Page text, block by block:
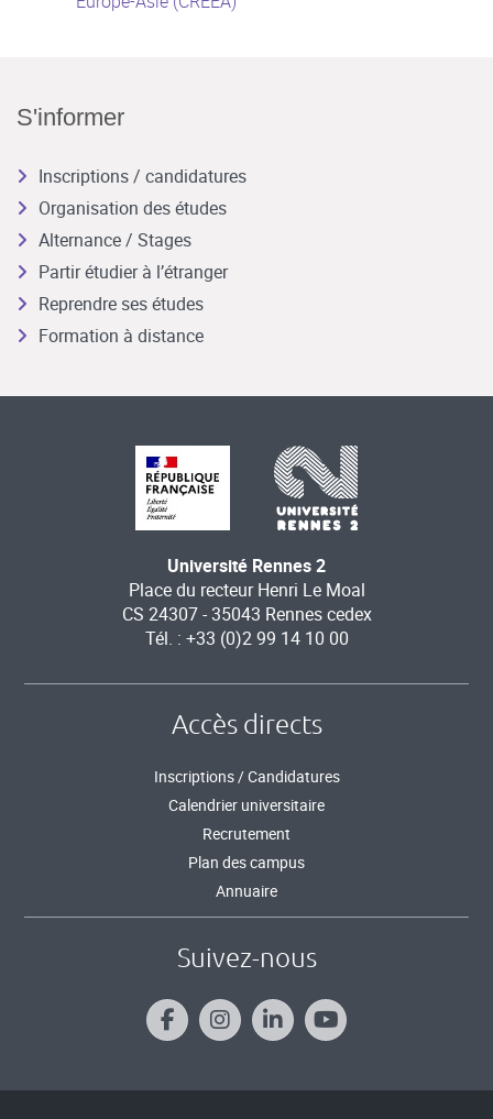
S'informer
Inscriptions / candidatures
Organisation des études
Alternance / Stages
Partir étudier à l’étranger
Reprendre ses études
Formation à distance
Université Rennes 2
Place du recteur Henri Le Moal
CS 24307 - 35043 Rennes cedex
Tél. : +33 (0)2 99 14 10 00
Accès directs
Inscriptions / Candidatures
Calendrier universitaire
Recrutement
Plan des campus
Annuaire
Suivez-nous